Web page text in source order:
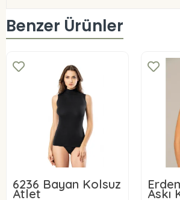
Benzer Ürünler
6236 Bayan Kolsuz
Atlet Askı